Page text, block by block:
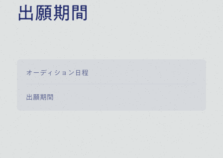
出願期間
オーディション日程
出願期間